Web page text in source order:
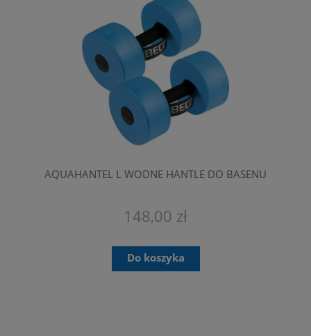
AQUAHANTEL L WODNE HANTLE DO BASENU
148,00 zł
Do koszyka